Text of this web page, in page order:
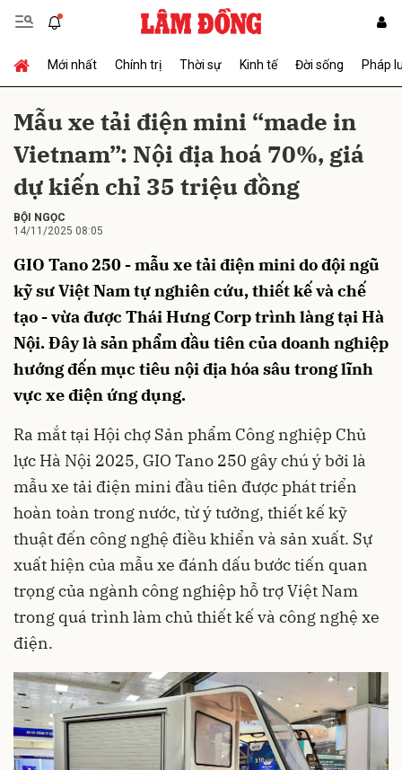
Mới nhất Chính trị Thời sự Kinh tế Đời sống Pháp
Mẫu xe tải điện mini “made in
Vietnam”: Nội địa hoá 70%, giá
dự kiến chỉ 35 triệu đồng
BỘI NGỌC
14/11/2025 08:05
GIO Tano 250 - mẫu xe tải điện mini do đội ngũ
kỹ sư Việt Nam tự nghiên cứu, thiết kế và chế
tạo - vừa được Thái Hưng Corp trình làng tại Hà
Nội. Đây là sản phẩm đầu tiên của doanh nghiệp
hướng đến mục tiêu nội địa hóa sâu trong lĩnh
vực xe điện ứng dụng.
Ra mắt tại Hội chợ Sản phẩm Công nghiệp Chủ
lực Hà Nội 2025, GIO Tano 250 gây chú ý bởi là
mẫuxe tải điện mini đầu tiên được phát triển
hoàn toàn trong nước, từ ý tưởng, thiết kế kỹ
thuật đến công nghệ điều khiển và sản xuất. Sự
xuất hiện của mẫu xe đánh dấu bước tiến quan
trọng của ngành công nghiệp hỗ trợ Việt Nam
trong quá trình làm chủ thiết kế và công nghệ xe
điện.
Gửi bình luận
Hủy Gửi